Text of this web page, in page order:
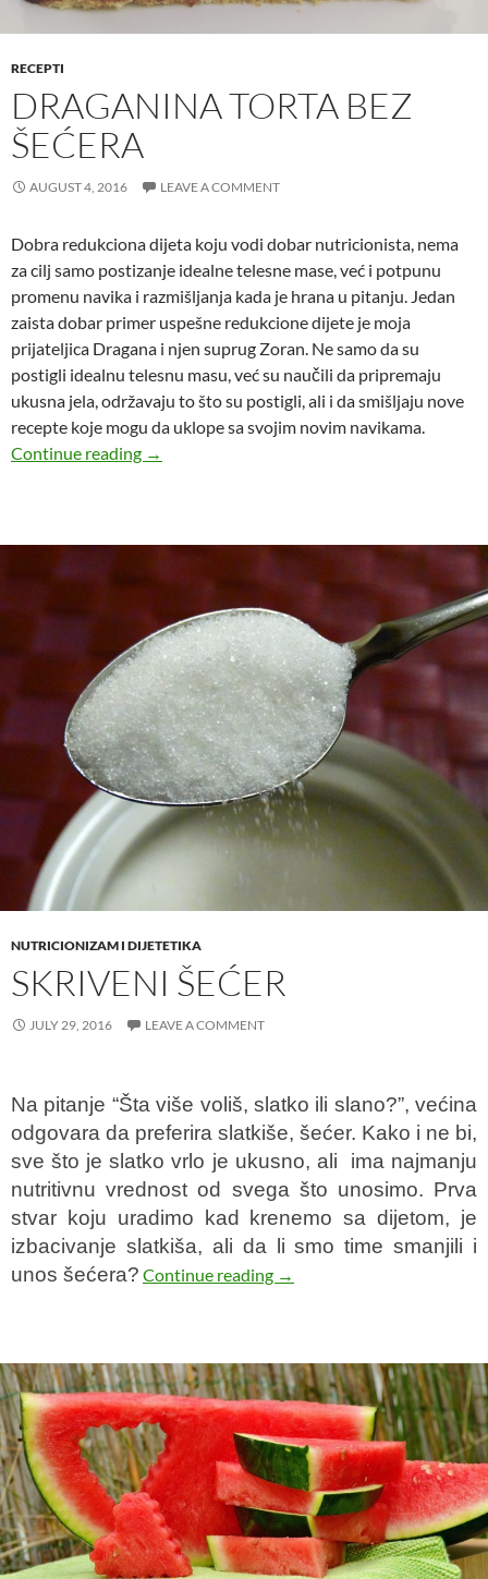
RECEPTI
DRAGANINA TORTA BEZ
ŠEĆERA
AUGUST 4, 2016 LEAVE A COMMENT
Dobra redukciona dijeta koju vodi dobar nutricionista, nema
za cilj samo postizanje idealne telesne mase, već i potpunu
promenu navika i razmišljanja kada je hrana u pitanju. Jedan
zaista dobar primer uspešne redukcione dijete je moja
prijateljica Dragana i njen suprug Zoran. Ne samo da su
postigli idealnu telesnu masu, već su naučili da pripremaju
ukusna jela, održavaju to što su postigli, ali i da smišljaju nove
recepte koje mogu da uklope sa svojim novim navikama.
Continue reading Draganina torta bez šećera
→
NUTRICIONIZAM I DIJETETIKA
SKRIVENI ŠEĆER
JULY 29, 2016 LEAVE A COMMENT
Na pitanje “Šta više voliš, slatko ili slano?”, većina
odgovara da preferira slatkiše, šećer. Kako i ne bi,
sve što je slatko vrlo je ukusno, ali ima najmanju
nutritivnu vrednost od svega što unosimo. Prva
stvar koju uradimo kad krenemo sa dijetom, je
izbacivanje slatkiša, ali da li smo time smanjili i
unos šećera? Continue reading Skriveni šećer
→